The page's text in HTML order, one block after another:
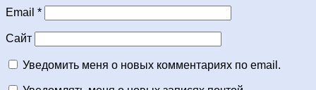
Email *
Сайт
Уведомить меня о новых комментариях по email.